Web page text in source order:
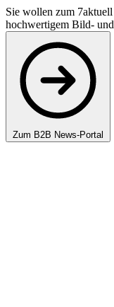
Sie wollen zum
hochwertigem Bild-
Zum B2B News-Portal